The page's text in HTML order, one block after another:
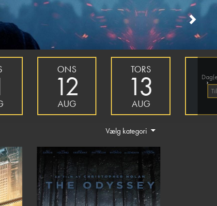
Next
ONS
12
AUG
TORS
13
AUG
›
Vælg kategori